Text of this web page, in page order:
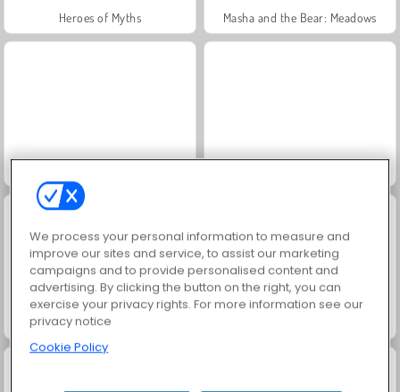
Heroes of Myths Masha and the Bear: Meadows
Scala 40
We process your personal information to measure and
improve our sites and service, to assist our marketing
campaigns and to provide personalised content and
advertising. By clicking the button on the right, you can
exercise your privacy rights. For more information see our
privacy notice
Cookie Policy